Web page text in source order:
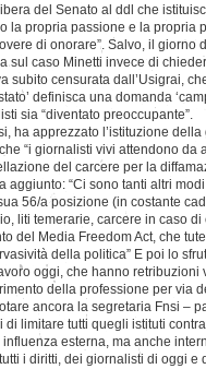
del Senato al ddl che
la propria passione e la propria
di onorare”. Salvo, il giorno
sul caso Minetti invece di
subito censurata dall’Usigrai,
definisca una domanda
sia “diventato preoccupante”.
ha apprezzato l’istituzione
“i giornalisti vivi attendono da
del carcere per la
aggiunto: “Ci sono tanti altri
56/a posizione (in costante
liti temerarie, carcere in caso di
del Media Freedom Act, che
della politica” E poi lo
oggi, che hanno retribuzioni
della professione per via
ancora la segretaria Fnsi –
limitare tutti quegli istituti
esterna, ma anche
i diritti, dei giornalisti di oggi e